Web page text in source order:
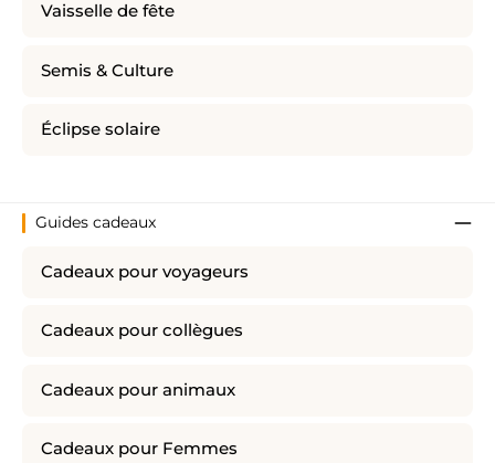
Vaisselle de fête
Semis & Culture
Éclipse solaire
Guides cadeaux
Cadeaux pour voyageurs
Cadeaux pour collègues
Cadeaux pour animaux
Cadeaux pour Femmes